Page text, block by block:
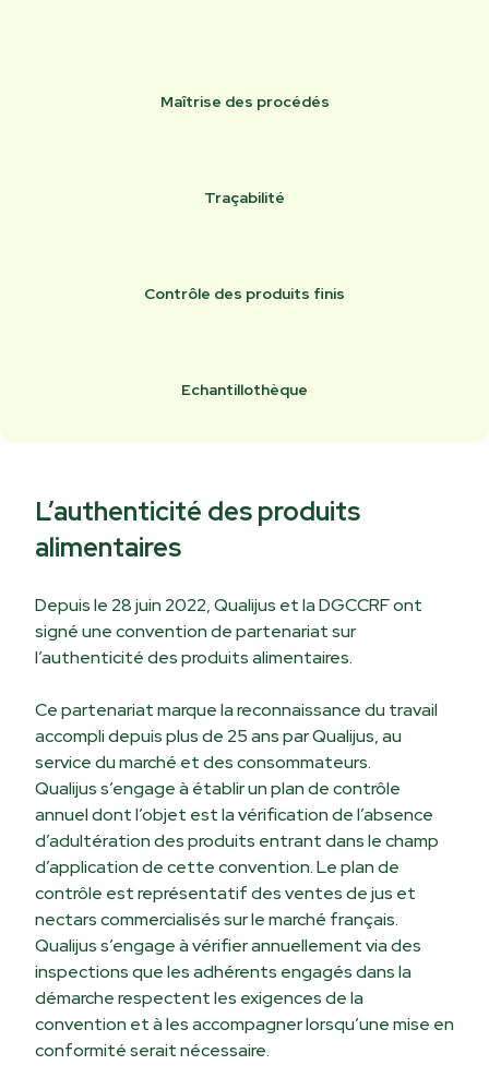
Maîtrise des procédés
Traçabilité
Contrôle des produits finis
Echantillothèque
L’authenticité des produits
alimentaires
Depuis le 28 juin 2022, Qualijus et la DGCCRF ont
signé une convention de partenariat sur
l’authenticité des produits alimentaires.
Ce partenariat marque la reconnaissance du travail
accompli depuis plus de 25 ans par Qualijus, au
service du marché et des consommateurs.
Qualijus s’engage à établir un plan de contrôle
annuel dont l’objet est la vérification de l’absence
d’adultération des produits entrant dans le champ
d’application de cette convention. Le plan de
contrôle est représentatif des ventes de jus et
nectars commercialisés sur le marché français.
Qualijus s’engage à vérifier annuellement via des
inspections que les adhérents engagés dans la
démarche respectent les exigences de la
convention et à les accompagner lorsqu’une mise en
conformité serait nécessaire.